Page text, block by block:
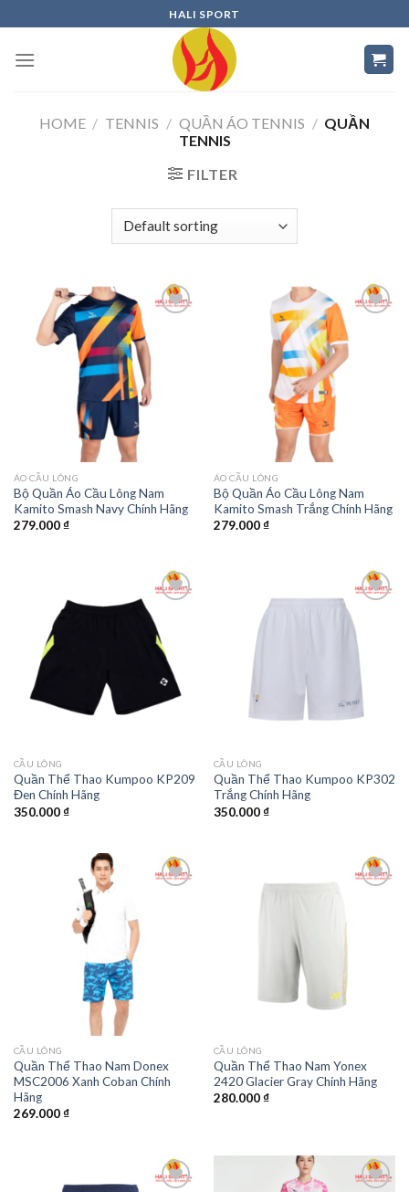
to
content
HALI SPORT
HOME / TENNIS / QUẦN ÁO TENNIS / QUẦN
TENNIS
FILTER
ÁO CẦU LÔNG
Bộ Quần Áo Cầu Lông Nam
Kamito Smash Navy Chính Hãng
279.000₫
ÁO CẦU LÔNG
Bộ Quần Áo Cầu Lông Nam
Kamito Smash Trắng Chính Hãng
279.000₫
wishlist
CẦU LÔNG
Quần Thể Thao Kumpoo KP209
Đen Chính Hãng
350.000₫
wishlist
CẦU LÔNG
Quần Thể Thao Kumpoo KP302
Trắng Chính Hãng
350.000₫
CẦU LÔNG
Quần Thể Thao Nam Donex
MSC2006 Xanh Coban Chính
Hãng
269.000₫
CẦU LÔNG
Quần Thể Thao Nam Yonex
2420 Glacier Gray Chính Hãng
280.000₫